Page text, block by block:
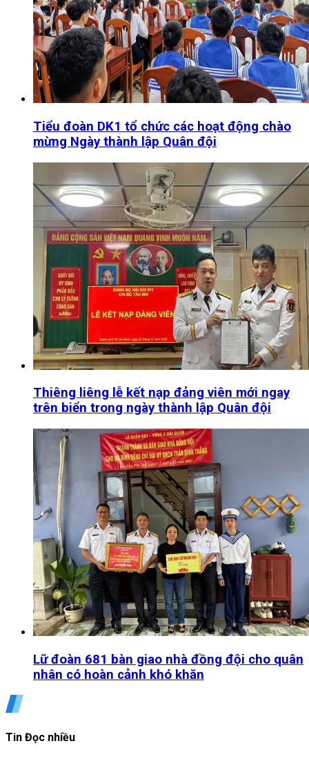
Tiểu đoàn DK1 tổ chức các hoạt động chào
mừng Ngày thành lập Quân đội
Thiêng liêng lễ kết nạp đảng viên mới ngay
trên biển trong ngày thành lập Quân đội
Lữ đoàn 681 bàn giao nhà đồng đội cho quân
nhân có hoàn cảnh khó khăn
Tin Đọc nhiều